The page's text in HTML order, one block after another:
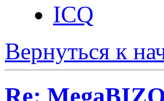
ICQ
Вернуться к